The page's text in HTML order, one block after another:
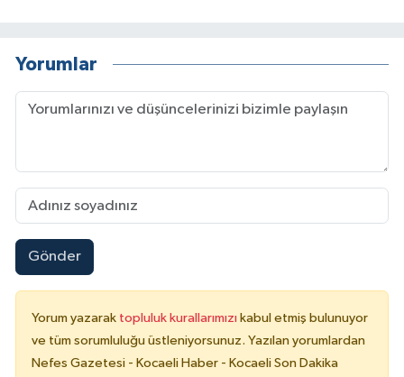
Yorumlar
Gönder
Yorum yazarak topluluk kurallarımızı kabul etmiş bulunuyor
ve tüm sorumluluğu üstleniyorsunuz. Yazılan yorumlardan
Nefes Gazetesi - Kocaeli Haber - Kocaeli Son Dakika